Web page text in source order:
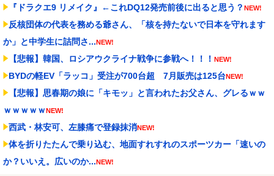
『ドラクエ9 リメイク』←これDQ12発売前後に出ると思う？ NEW!
反核団体の代表を務める爺さん、「核を持たないで日本を守れます
か」と中学生に詰問さ...NEW!
【悲報】韓国、ロシアウクライナ戦争に参戦へ！！！ NEW!
BYDの軽EV「ラッコ」受注が700台超 7月販売は125台NEW!
【悲報】思春期の娘に「キモッ」と言われたお父さん、グレるｗｗ
ｗｗｗｗｗNEW!
西武・林安可、左膝痛で登録抹消NEW!
体を折りたたんで乗り込む、地面すれすれのスポーツカー「速いの
か？いいえ。広いのか...NEW!